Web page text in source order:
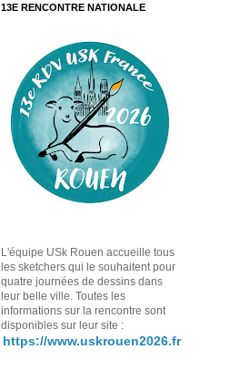
13E RENCONTRE NATIONALE
L'équipe USk Rouen accueille tous
les sketchers qui le souhaitent pour
quatre journées de dessins dans
leur belle ville. Toutes les
informations sur la rencontre sont
disponibles sur leur site :
https://www.uskrouen2026.fr